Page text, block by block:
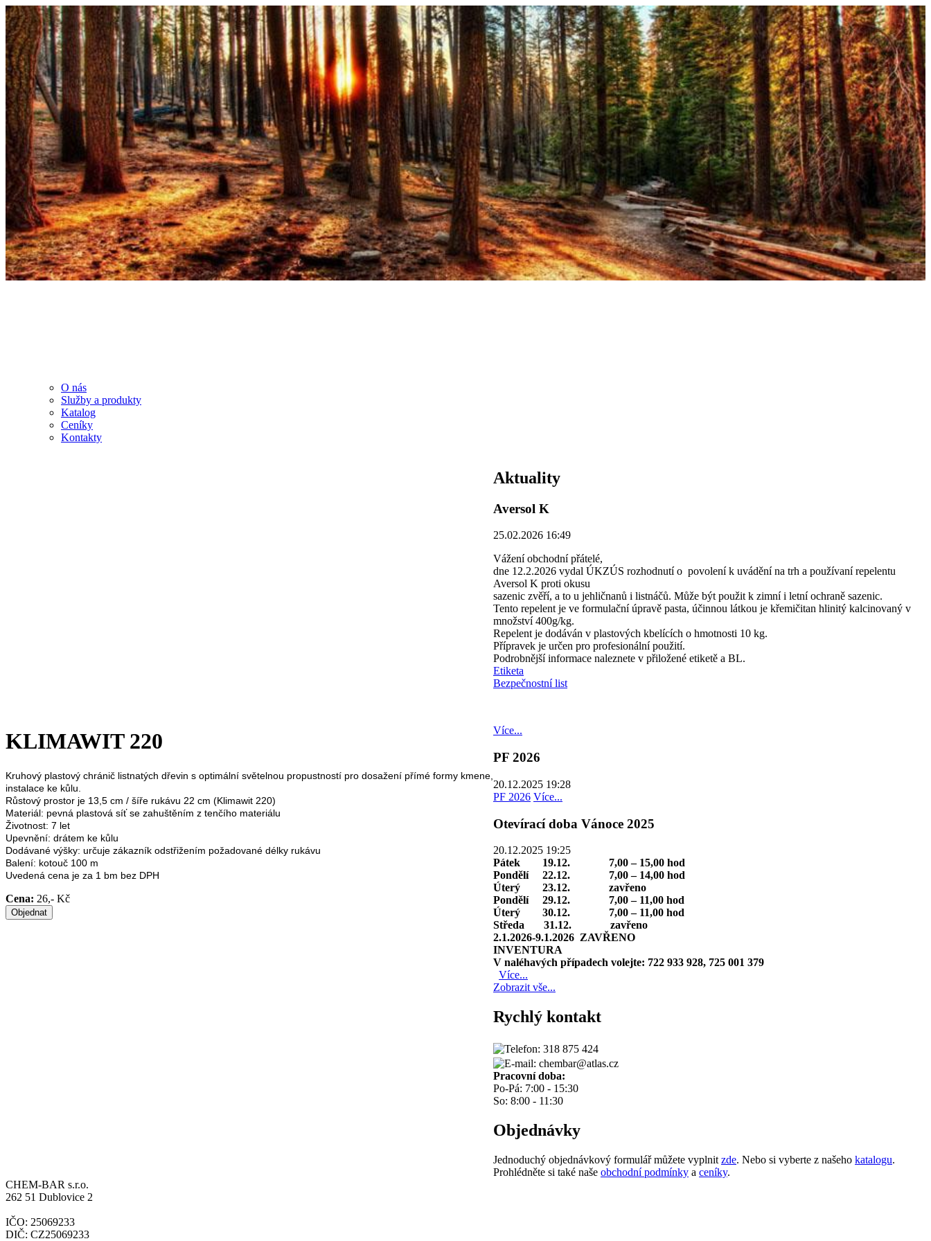
O nás
Služby a produkty
Katalog
Ceníky
Kontakty
KLIMAWIT 220
Kruhový plastový chránič listnatých dřevin s optimální světelnou propustností pro dosažení přímé formy kmene,
instalace ke kůlu.
Růstový prostor je 13,5 cm / šíře rukávu 22 cm (Klimawit 220)
Materiál: pevná plastová síť se zahuštěním z tenčího materiálu
Životnost: 7 let
Upevnění: drátem ke kůlu
Dodávané výšky: určuje zákazník odstřižením požadované délky rukávu
Balení: kotouč 100 m
Uvedená cena je za 1 bm bez DPH
Cena: 26,- Kč
Aktuality
Aversol K
25.02.2026 16:49
Vážení obchodní přátelé,
dne 12.2.2026 vydal ÚKZÚS rozhodnutí o povolení k uvádění na trh a používaní repelentu
Aversol K proti okusu
sazenic zvěří, a to u jehličnanů i listnáčů. Může být použit k zimní i letní ochraně sazenic.
Tento repelent je ve formulační úpravě pasta, účinnou látkou je křemičitan hlinitý kalcinovaný v
množství 400g/kg.
Repelent je dodáván v plastových kbelících o hmotnosti 10 kg.
Přípravek je určen pro profesionální použití.
Podrobnější informace naleznete v přiložené etiketě a BL.
Etiketa
Bezpečnostní list
Více...
PF 2026
20.12.2025 19:28
PF 2026 Více...
Otevírací doba Vánoce 2025
20.12.2025 19:25
Pátek 19.12. 7,00 – 15,00 hod
Pondělí 22.12. 7,00 – 14,00 hod
Úterý 23.12. zavřeno
Pondělí 29.12. 7,00 – 11,00 hod
Úterý 30.12. 7,00 – 11,00 hod
Středa 31.12. zavřeno
2.1.2026-9.1.2026 ZAVŘENO
INVENTURA
V naléhavých případech volejte: 722 933 928, 725 001 379
Více...
Zobrazit vše...
Rychlý kontakt
318 875 424
chembar@atlas.cz
Pracovní doba:
Po-Pá: 7:00 - 15:30
So: 8:00 - 11:30
Objednávky
Jednoduchý objednávkový formulář můžete vyplnit zde. Nebo si vyberte z našeho katalogu.
Prohlédněte si také naše obchodní podmínky a ceníky.
CHEM-BAR s.r.o.
262 51 Dublovice 2
IČO: 25069233
DIČ: CZ25069233